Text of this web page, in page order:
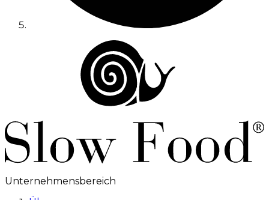
Unternehmensbereich